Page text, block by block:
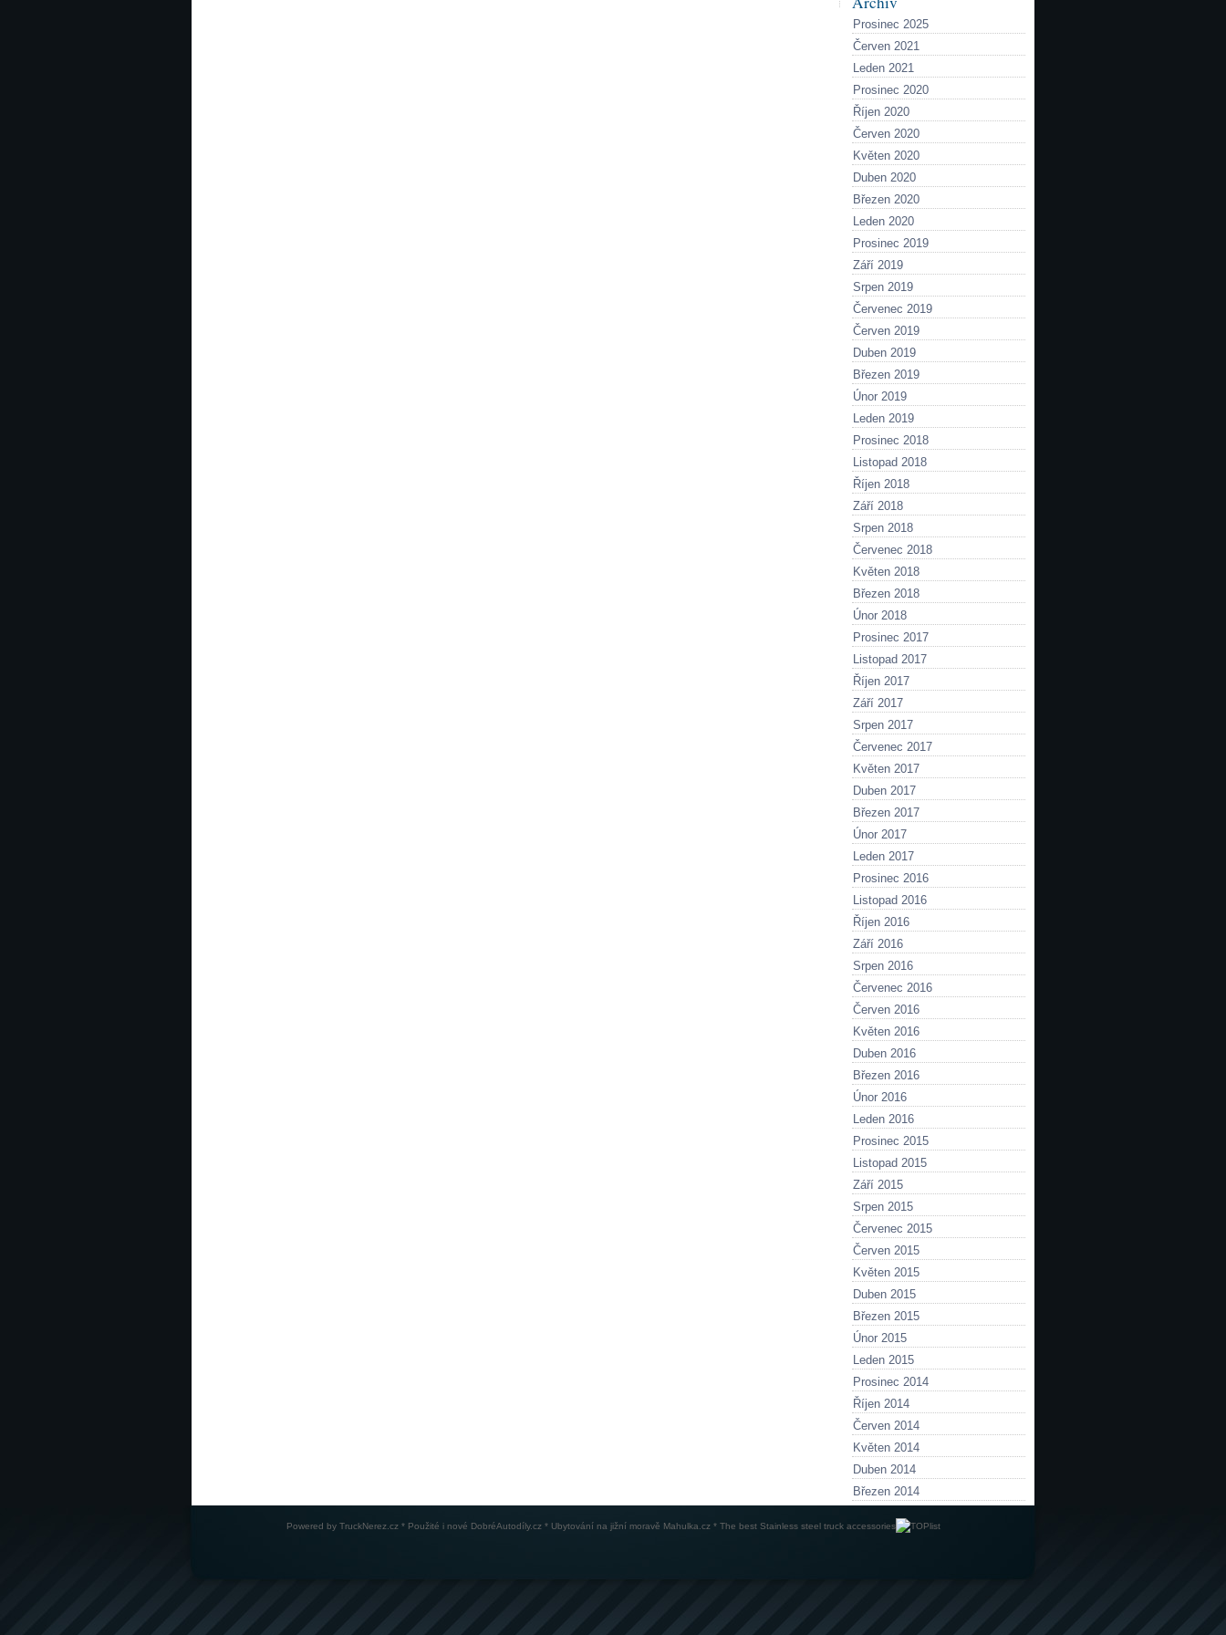
Prosinec 2025
Červen 2021
Leden 2021
Prosinec 2020
Říjen 2020
Červen 2020
Květen 2020
Duben 2020
Březen 2020
Leden 2020
Prosinec 2019
Září 2019
Srpen 2019
Červenec 2019
Červen 2019
Duben 2019
Březen 2019
Únor 2019
Leden 2019
Prosinec 2018
Listopad 2018
Říjen 2018
Září 2018
Srpen 2018
Červenec 2018
Květen 2018
Březen 2018
Únor 2018
Prosinec 2017
Listopad 2017
Říjen 2017
Září 2017
Srpen 2017
Červenec 2017
Květen 2017
Duben 2017
Březen 2017
Únor 2017
Leden 2017
Prosinec 2016
Listopad 2016
Říjen 2016
Září 2016
Srpen 2016
Červenec 2016
Červen 2016
Květen 2016
Duben 2016
Březen 2016
Únor 2016
Leden 2016
Prosinec 2015
Listopad 2015
Září 2015
Srpen 2015
Červenec 2015
Červen 2015
Květen 2015
Duben 2015
Březen 2015
Únor 2015
Leden 2015
Prosinec 2014
Říjen 2014
Červen 2014
Květen 2014
Duben 2014
Březen 2014
Powered by TruckNerez.cz* Použité i nové DobréAutodíly.cz* Ubytování na jižní moravě Mahulka.cz* The best Stainless steel truck accessories